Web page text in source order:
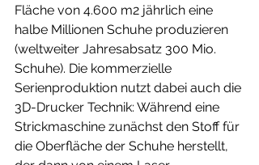
Fläche von 4.600 m2 jährlich eine
halbe Millionen Schuhe produzieren
(weltweiter Jahresabsatz 300 Mio.
Schuhe). Die kommerzielle
Serienproduktion nutzt dabei auch die
3D-Drucker Technik: Während eine
Strickmaschine zunächst den Stoff für
die Oberfläche der Schuhe herstellt,